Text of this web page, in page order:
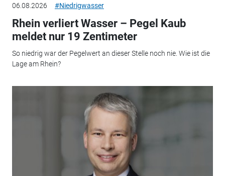
06.08.2026 #Niedrigwasser
Rhein verliert Wasser – Pegel Kaub
meldet nur 19 Zentimeter
So niedrig war der Pegelwert an dieser Stelle noch nie. Wie ist die
Lage am Rhein?